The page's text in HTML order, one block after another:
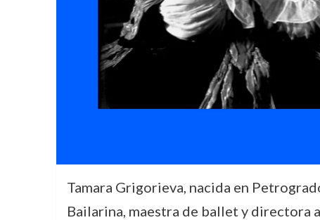
Tamara Grigorieva, nacida en
Bailarina, maestra de ballet y directora